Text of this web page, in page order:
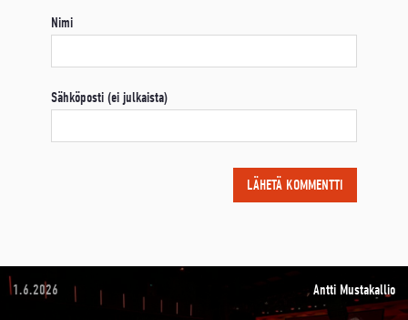
Nimi
Sähköposti (ei julkaista)
1.6.2026 Antti Mustakallio